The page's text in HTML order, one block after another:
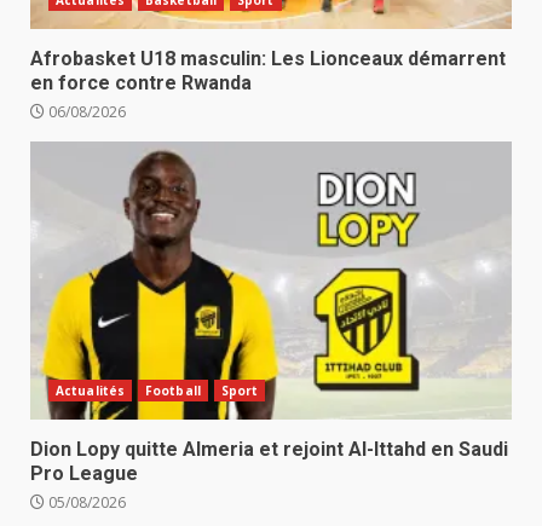
Afrobasket U18 masculin: Les Lionceaux démarrent
en force contre Rwanda
06/08/2026
Actualités Football Sport
Dion Lopy quitte Almeria et rejoint Al-Ittahd en Saudi
Pro League
05/08/2026